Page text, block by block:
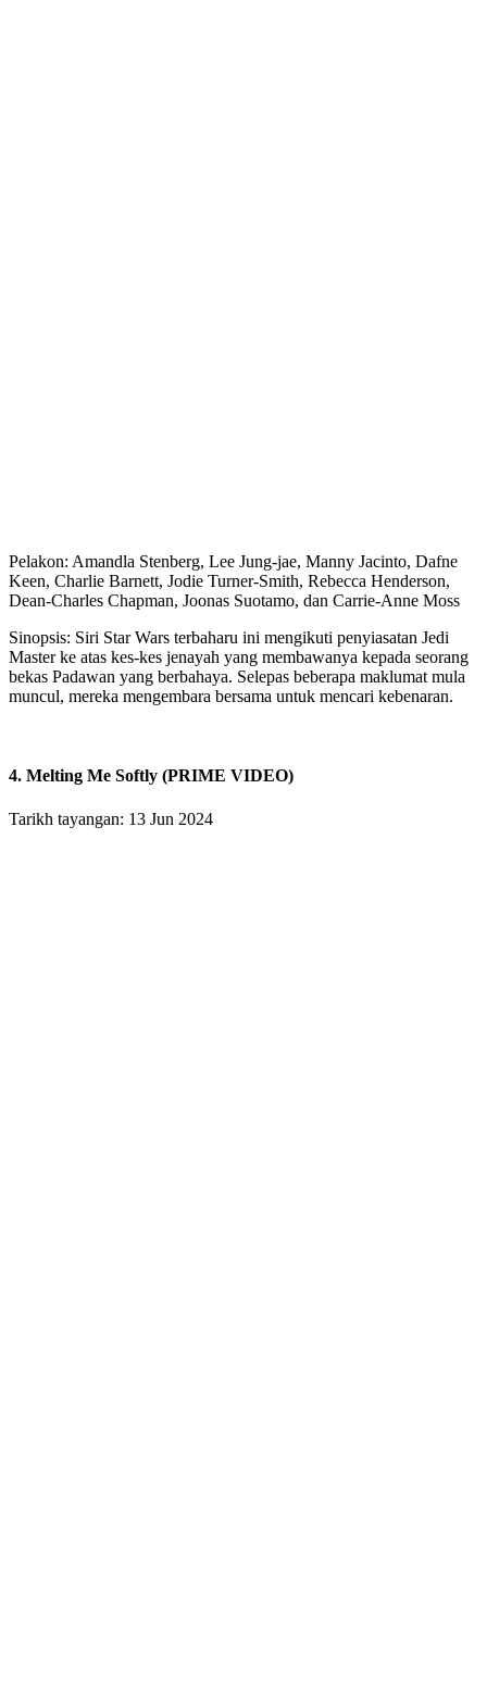
Pelakon: Amandla Stenberg, Lee Jung-jae, Manny Jacinto, Dafne
Keen, Charlie Barnett, Jodie Turner-Smith, Rebecca Henderson,
Dean-Charles Chapman, Joonas Suotamo, dan Carrie-Anne Moss
Sinopsis: Siri Star Wars terbaharu ini mengikuti penyiasatan Jedi
Master ke atas kes-kes jenayah yang membawanya kepada seorang
bekas Padawan yang berbahaya. Selepas beberapa maklumat mula
muncul, mereka mengembara bersama untuk mencari kebenaran.
4. Melting Me Softly (PRIME VIDEO)
Tarikh tayangan: 13 Jun 2024